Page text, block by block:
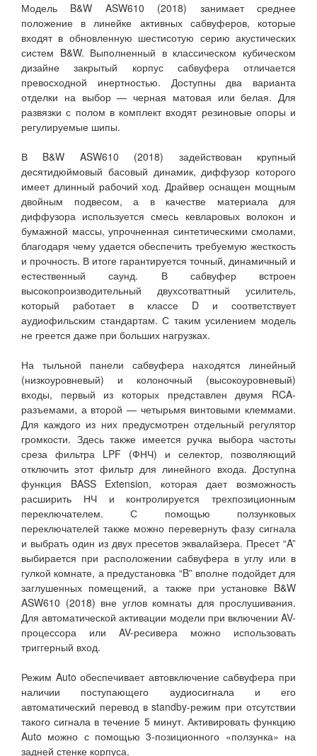
Модель B&W ASW610 (2018) занимает среднее
положение в линейке активных сабвуферов, которые
входят в обновленную шестисотую серию акустических
систем B&W. Выполненный в классическом кубическом
дизайне закрытый корпус сабвуфера отличается
превосходной инертностью. Доступны два варианта
отделки на выбор — черная матовая или белая. Для
развязки с полом в комплект входят резиновые опоры и
регулируемые шипы.
В B&W ASW610 (2018) задействован крупный
десятидюймовый басовый динамик, диффузор которого
имеет длинный рабочий ход. Драйвер оснащен мощным
двойным подвесом, а в качестве материала для
диффузора используется смесь кевларовых волокон и
бумажной массы, упрочненная синтетическими смолами,
благодаря чему удается обеспечить требуемую жесткость
и прочность. В итоге гарантируется точный, динамичный и
естественный саунд. В сабвуфер встроен
высокопроизводительный двухсотваттный усилитель,
который работает в классе D и соответствует
аудиофильским стандартам. С таким усилением модель
не греется даже при больших нагрузках.
На тыльной панели сабвуфера находятся линейный
(низкоуровневый) и колоночный (высокоуровневый)
входы, первый из которых представлен двумя RCA-
разъемами, а второй — четырьмя винтовыми клеммами.
Для каждого из них предусмотрен отдельный регулятор
громкости. Здесь также имеется ручка выбора частоты
среза фильтра LPF (ФНЧ) и селектор, позволяющий
отключить этот фильтр для линейного входа. Доступна
функция BASS Extension, которая дает возможность
расширить НЧ и контролируется трехпозиционным
переключателем. С помощью ползунковых
переключателей также можно перевернуть фазу сигнала
и выбрать один из двух пресетов эквалайзера. Пресет “A”
выбирается при расположении сабвуфера в углу или в
гулкой комнате, а предустановка “B” вполне подойдет для
заглушенных помещений, а также при установке B&W
ASW610 (2018) вне углов комнаты для прослушивания.
Для автоматической активации модели при включении AV-
процессора или AV-ресивера можно использовать
триггерный вход.
Режим Auto обеспечивает автовключение сабвуфера при
наличии поступающего аудиосигнала и его
автоматический перевод в standby-режим при отсутствии
такого сигнала в течение 5 минут. Активировать функцию
Auto можно с помощью 3-позиционного «ползунка» на
задней стенке корпуса.